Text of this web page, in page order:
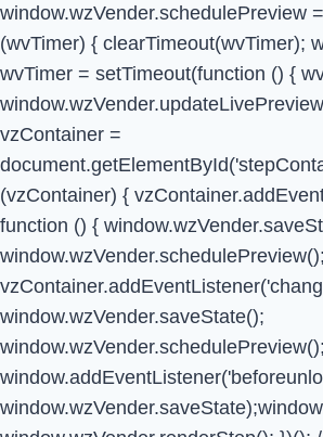
window.wzVender.schedulePreview
(wvTimer) { clearTimeout(wvTimer);
wvTimer = setTimeout(function () {
vzContainer =
(vzContainer) {
function () {
window.wzVender.saveState();